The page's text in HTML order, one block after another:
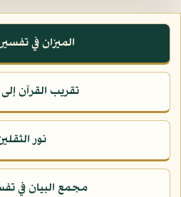
الميزان في
تقريب القرآن
نور
مجمع البيان في